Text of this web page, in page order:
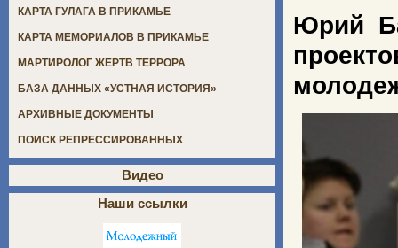
Юрий
КАРТА ГУЛАГА В ПРИКАМЬЕ
КАРТА МЕМОРИАЛОВ В ПРИКАМЬЕ
МАРТИРОЛОГ ЖЕРТВ ТЕРРОРА
БАЗА ДАННЫХ «УСТНАЯ ИСТОРИЯ»
АРХИВНЫЕ ДОКУМЕНТЫ
ПОИСК РЕПРЕССИРОВАННЫХ
Видео
Наши ссылки